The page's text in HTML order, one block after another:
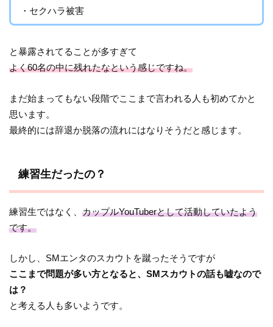
・セクハラ被害
と暴露されてることが多すぎて
よく60名の中に残れたなという感じですね。
まだ始まってもない段階でここまで言われる人も初めてかと
思います。
最終的には辞退か脱落の流れにはなりそうだと感じます。
練習生だったの？
練習生ではなく、カップルYouTuberとして活動していたよう
です。
しかし、SMエンタのスカウトを蹴ったそうですが
ここまで問題が多い方となると、SMスカウトの話も嘘なので
は？
と考える人も多いようです。